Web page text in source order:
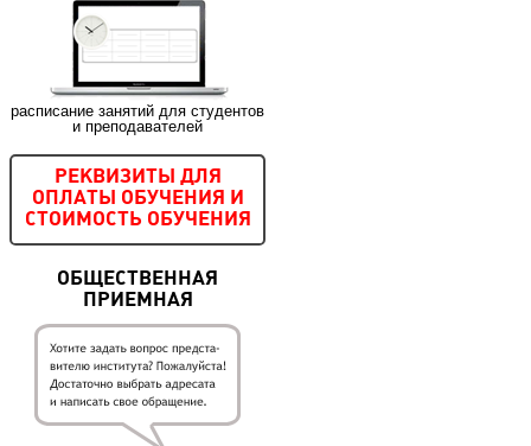
расписание занятий для студентов
и преподавателей
РЕКВИЗИТЫ ДЛЯ
ОПЛАТЫ ОБУЧЕНИЯ И
СТОИМОСТЬ ОБУЧЕНИЯ
ОБЩЕСТВЕННАЯ
ПРИЕМНАЯ